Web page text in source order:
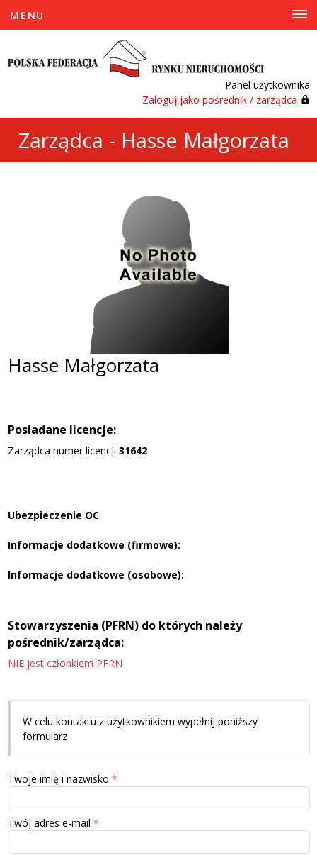
Panel użytkownika
Zaloguj jako pośrednik / zarządca
MENU
Zarządca - Hasse Małgorzata
Hasse Małgorzata
Posiadane licencje:
Zarządca numer licencji 31642
Ubezpieczenie OC
Informacje dodatkowe (firmowe):
Informacje dodatkowe (osobowe):
Stowarzyszenia (PFRN) do których należy
pośrednik/zarządca:
NIE jest członkiem PFRN
W celu kontaktu z użytkownikiem wypełnij poniższy
formularz
Twoje imię i nazwisko
Twój adres e-mail